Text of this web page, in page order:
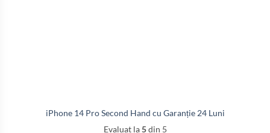
iPhone 14 Pro Second Hand cu Garanție 24 Luni
Evaluat la5din 5